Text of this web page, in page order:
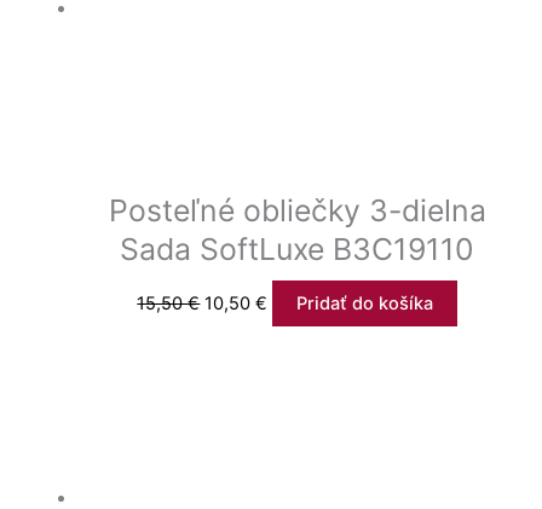
Posteľné obliečky 3-dielna
Sada SoftLuxe B3C19110
15,50€ 10,50€ Pridať do košíka